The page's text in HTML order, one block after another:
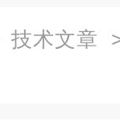
技术文章